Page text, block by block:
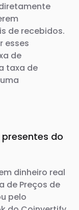
de recebidos.
esses
de
taxa de
do
dinheiro real
de Preços de
pelo